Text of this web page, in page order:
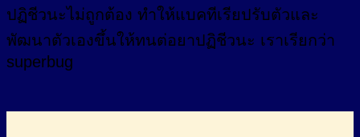
ปฏิชีวนะไม่ถูกต้อง ทำให้แบคทีเรียปรับตัวและ
พัฒนาตัวเองขึ้นให้ทนต่อยาปฏิชีวนะ เราเรียกว่า
superbug